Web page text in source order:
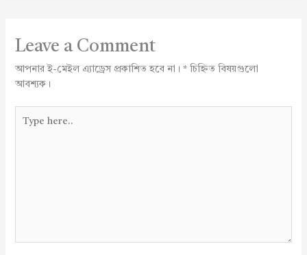
Leave a Comment
আপনার ই-মেইল এ্যাড্রেস প্রকাশিত হবে না। *চিহ্নিত বিষয়গুলো
আবশ্যক।
here..